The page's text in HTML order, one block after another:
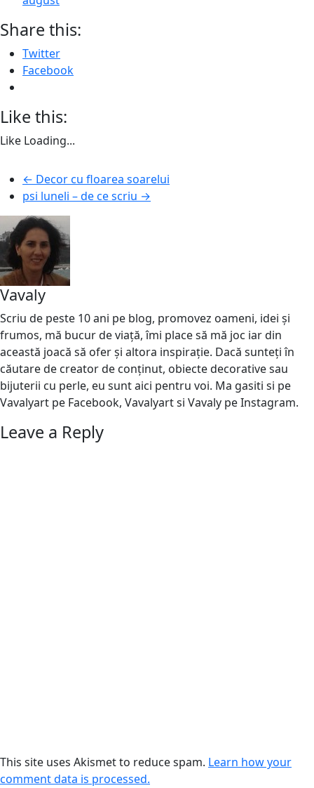
Share this:
Twitter
Facebook
Like this:
Like Loading...
← Decor cu floarea soarelui
psi luneli – de ce scriu →
Vavaly
Scriu de peste 10 ani pe blog, promovez oameni, idei și
frumos, mă bucur de viață, îmi place să mă joc iar din
această joacă să ofer și altora inspirație. Dacă sunteți în
căutare de creator de conținut, obiecte decorative sau
bijuterii cu perle, eu sunt aici pentru voi. Ma gasiti si pe
Vavalyart pe Facebook, Vavalyart si Vavaly pe Instagram.
Leave a Reply
This site uses Akismet to reduce spam. Learn how your
comment data is processed.